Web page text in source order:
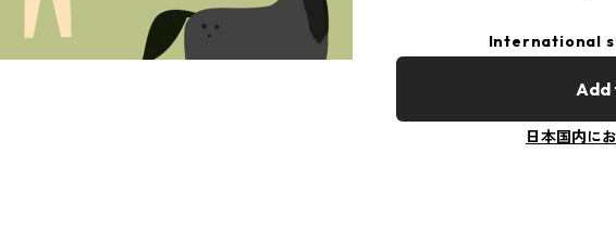
International
Add
日本国内に